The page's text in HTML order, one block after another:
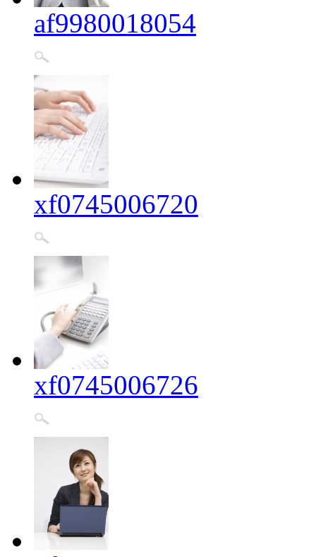
af9980018054
xf0745006720
xf0745006726